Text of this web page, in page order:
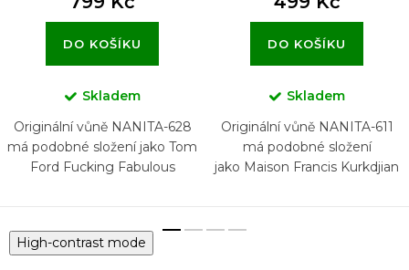
DO KOŠÍKU
Skladem
Originální vůně NANITA-628
má podobné složení jako Tom
Ford Fucking Fabulous
DO KOŠÍKU
Skladem
Originální vůně NANITA-611
má podobné složení
jako Maison Francis Kurkdjian
High-contrast mode